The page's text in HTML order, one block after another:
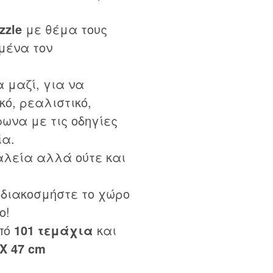
με θέμα τους
τον
μαζί, για να
ρεαλιστικό,
με τις οδηγίες
αλλά ούτε και
το χώρο
101 τεμάχια και
47 cm